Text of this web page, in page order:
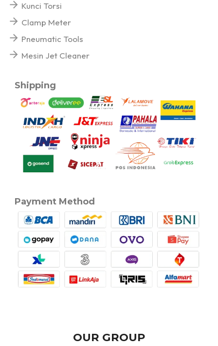
Kunci Torsi
Clamp Meter
Pneumatic Tools
Mesin Jet Cleaner
Shipping
Payment Method
OUR GROUP